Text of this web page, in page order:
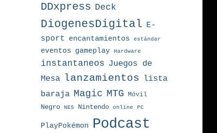
DDxpress Deck
DiogenesDigital E-
sport
encantamientos estándar
eventos gameplay Hardware
instantaneos Juegos de
Mesa
lanzamientos
lista
baraja Magic MTG Móvil
Negro
NES Nintendo online PC
PlayPokémon Podcast